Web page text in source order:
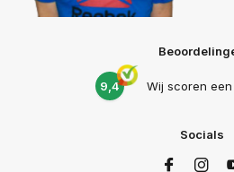
9,4 Wij scoren een
Socials